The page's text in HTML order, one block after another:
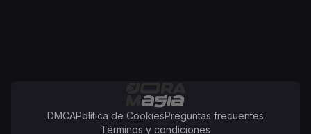
DMCAPolítica de CookiesPreguntas frecuentes
Términos y condiciones